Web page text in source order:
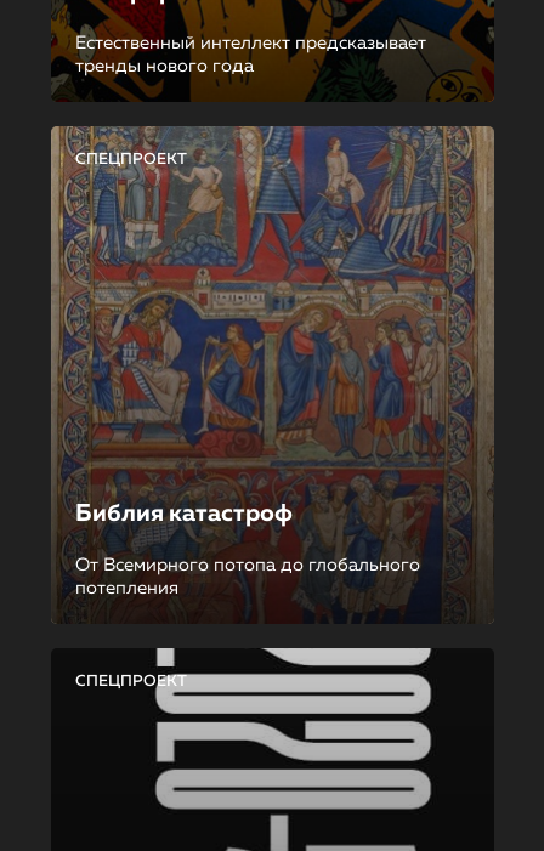
Естественный интеллект предсказывает
тренды нового года
СПЕЦПРОЕКТ
Библия катастроф
От Всемирного потопа до глобального
потепления
СПЕЦПРОЕКТ